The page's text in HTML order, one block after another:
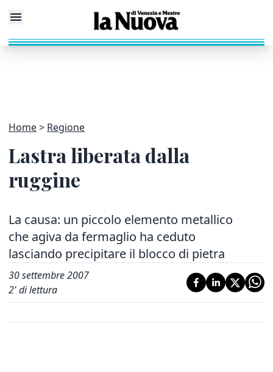
Home Regione
Lastra liberata dalla
ruggine
La causa: un piccolo elemento metallico
che agiva da fermaglio ha ceduto
lasciando precipitare il blocco di pietra
30 settembre 2007
2' di lettura